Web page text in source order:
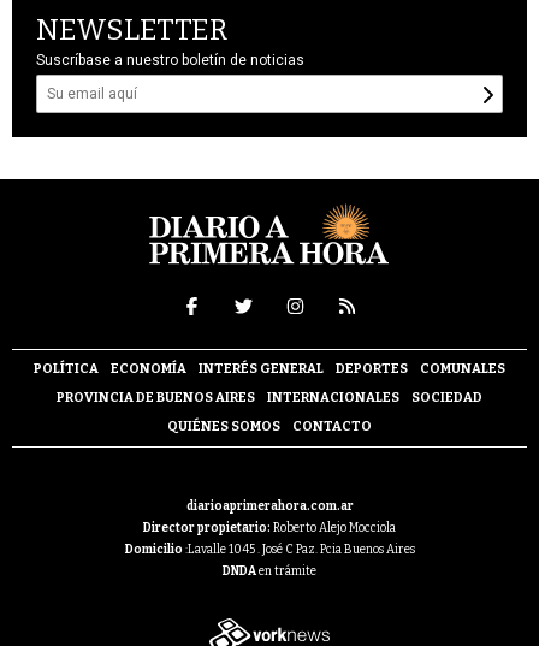
NEWSLETTER
Suscríbase a nuestro boletín de noticias
POLÍTICA ECONOMÍA INTERÉS GENERAL DEPORTES
COMUNALES
PROVINCIA DE BUENOS AIRES
INTERNACIONALES
SOCIEDAD
QUIÉNES SOMOS
CONTACTO
diarioaprimerahora.com.ar
Director propietario: Roberto Alejo Mocciola
Domicilio :Lavalle 1045 . José C Paz. Pcia Buenos Aires
DNDAen trámite